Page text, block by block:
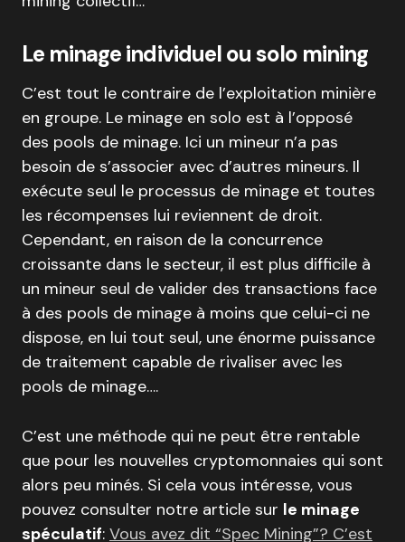
Le minage individuel ou solo mining
C’est tout le contraire de l’exploitation minière
en groupe. Le minage en solo est à l’opposé
des pools de minage. Ici un mineur n’a pas
besoin de s’associer avec d’autres mineurs. Il
exécute seul le processus de minage et toutes
les récompenses lui reviennent de droit.
Cependant, en raison de la concurrence
croissante dans le secteur, il est plus difficile à
un mineur seul de valider des transactions face
à des pools de minage à moins que celui-ci ne
dispose, en lui tout seul, une énorme puissance
de traitement capable de rivaliser avec les
pools de minage….
C’est une méthode qui ne peut être rentable
que pour les nouvelles cryptomonnaies qui sont
alors peu minés. Si cela vous intéresse, vous
pouvez consulter notre article sur le minage
spéculatif: Vous avez dit “Spec Mining”? C’est